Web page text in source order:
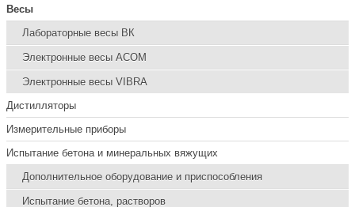
Весы
Лабораторные весы ВК
Электронные весы ACOM
Электронные весы VIBRA
Дистилляторы
Измерительные приборы
Испытание бетона и минеральных вяжущих
Дополнительное оборудование и приспособления
Испытание бетона, растворов